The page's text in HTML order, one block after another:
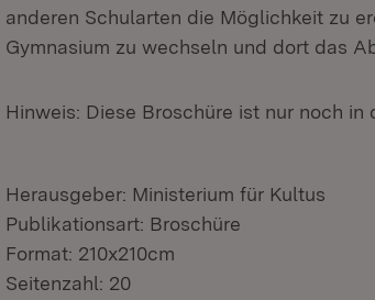
anderen Schularten die Möglichkeit zu
Gymnasium zu wechseln und dort das
Hinweis: Diese Broschüre ist nur noch in
Herausgeber: Ministerium für Kultus
Publikationsart: Broschüre
Format: 210x210cm
Seitenzahl: 20